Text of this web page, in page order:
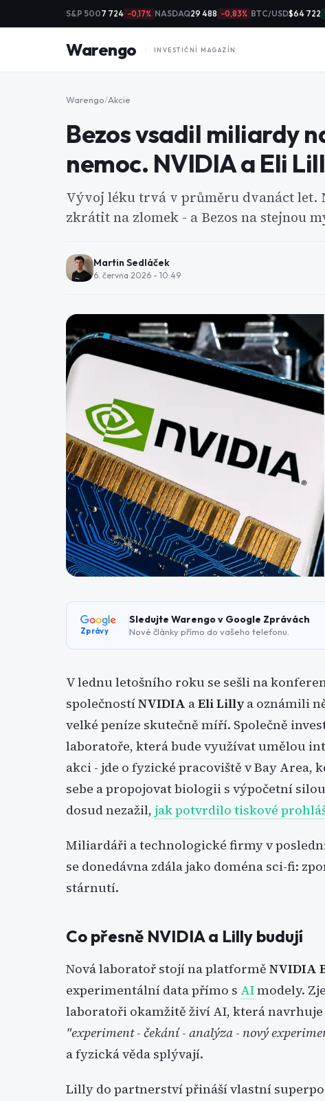
S&P 5007 724 −0,17% NASDAQ29 488 −0,83% BTC/USD$64 722
Warengo INVESTIČNÍ MAGAZÍN
Warengo/Akcie
Bezos vsadil miliardy
nemoc. NVIDIA a Eli
Vývoj léku trvá v průměru dvanáct let.
zkrátit na zlomek - a Bezos na stejnou
Martin Sedláček
6. června 2026 - 10:49
Zprávy
Sledujte Warengo v Google Zprávách
Nové články přímo do vašeho telefonu.
V lednu letošního roku se sešli na
společnostíNVIDIA aEli Lillya oznámili
velké peníze skutečně míří. Společně
laboratoře, která bude využívat umělou
akci - jde o fyzické pracoviště v Bay Area,
sebe a propojovat biologii s výpočetní
dosud nezažil, jak potvrdilo tiskové
Miliardáři a technologické firmy v
se donedávna zdála jako doména sci-fi:
stárnutí.
Co přesně NVIDIA a Lilly budují
Nová laboratoř stojí na platformě NVIDIA
experimentální data přímo s AImodely.
laboratoři okamžitě živí AI, která
"experiment - čekání - analýza - nový
a fyzická věda splývají.
Lilly do partnerství přináší vlastní